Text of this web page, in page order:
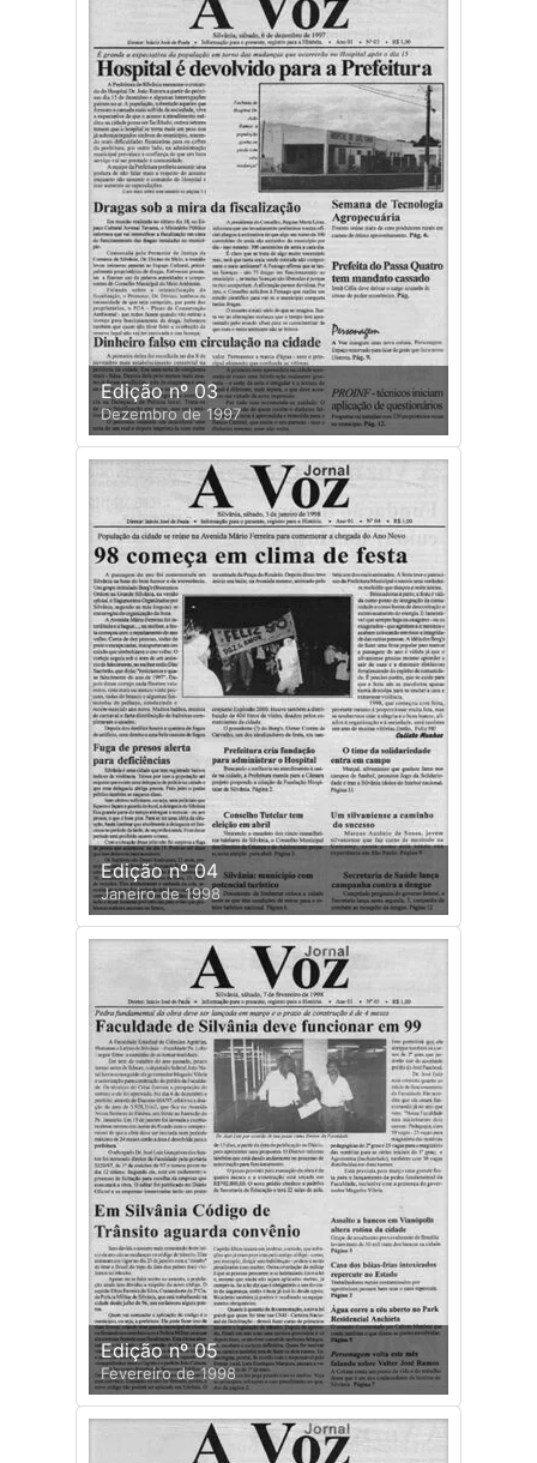
Edição nº 03
Dezembro de 1997
Edição nº 04
Janeiro de 1998
Edição nº 05
Fevereiro de 1998